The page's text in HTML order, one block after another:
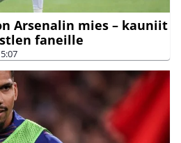
Arsenalin mies – kauniit
faneille